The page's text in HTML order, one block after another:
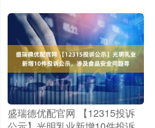
盛瑞德优配官网 【12315投诉